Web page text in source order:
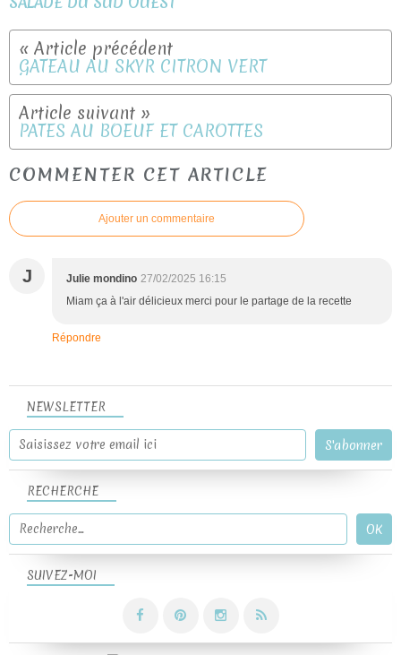
GATEAU AU SKYR CITRON VERT
PATES AU BOEUF ET CAROTTES
COMMENTER CET ARTICLE
Ajouter un commentaire
J Julie mondino 27/02/2025 16:15
Miam ça à l'air délicieux merci pour le partage de la recette
Répondre
NEWSLETTER
SUIVEZ-MOI
RECHERCHE